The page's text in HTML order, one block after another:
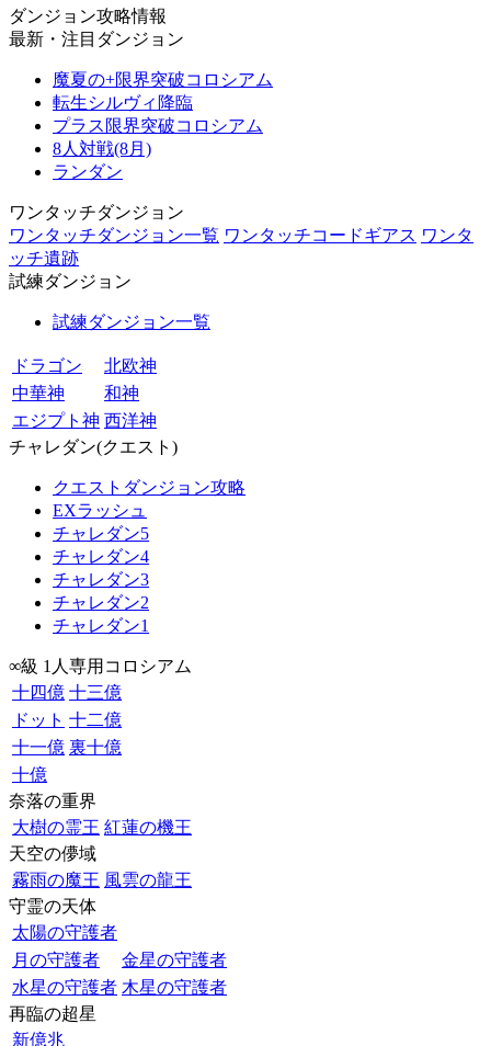
ダンジョン攻略情報
最新・注目ダンジョン
魔夏の+限界突破コロシアム
転生シルヴィ降臨
プラス限界突破コロシアム
8人対戦(8月)
ランダン
ワンタッチダンジョン
ワンタッチダンジョン一覧 ワンタッチコードギアス ワンタ
ッチ遺跡
試練ダンジョン
試練ダンジョン一覧
ドラゴン
北欧神
中華神
和神
エジプト神 西洋神
チャレダン(クエスト)
クエストダンジョン攻略
EXラッシュ
チャレダン5
チャレダン4
チャレダン3
チャレダン2
チャレダン1
∞級 1人専用コロシアム
十四億 十三億
ドット 十二億
十一億 裏十億
十億
奈落の重界
大樹の霊王 紅蓮の機王
天空の儚域
霧雨の魔王 風雲の龍王
守霊の天体
太陽の守護者
月の守護者
金星の守護者
水星の守護者 木星の守護者
再臨の超星
新億兆